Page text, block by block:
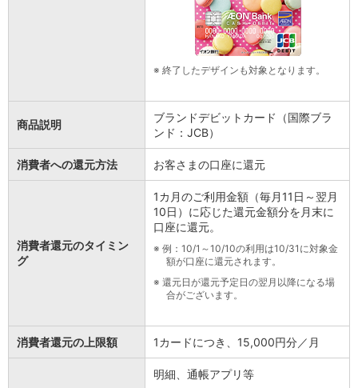
※ 終了したデザインも対象となります。
商品説明
ブランドデビットカード（国際ブラ
ンド：JCB）
消費者への還元方法 お客さまの口座に還元
消費者還元のタイミン
グ
1カ月のご利用金額（毎月11日～翌月
10日）に応じた還元金額分を月末に
口座に還元。
※ 例：10/1～10/10の利用は10/31に対象金
額が口座に還元されます。
※ 還元日が還元予定日の翌月以降になる場
合がございます。
消費者還元の上限額 1カードにつき、15,000円分／月
明細、通帳アプリ等